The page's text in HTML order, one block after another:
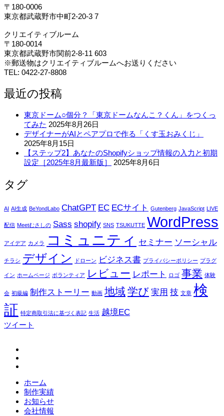
〒180-0006
東京都武蔵野市中町2-20-3 7
クリエイティブルーム
〒180-0014
東京都武蔵野市関前2-8-11 603
※郵送物はクリエイティブルームへお送りください
TEL: 0422-27-8808
最近の投稿
東京ドーム○個分？「東京ドームなんこ？くん」をつくっ
てみた 2025年8月26日
デザイナーがAIとペアプロで作る「くす玉おみくじ」
2025年8月15日
【ステップ2】あなたのShopifyショップ情報の入力と初期
設定［2025年8月最新版］
2025年8月6日
タグ
AI AI生成 BeYondLabo ChatGPT EC ECサイト Gutenberg JavaScript LIVE
配信 Meetむさしの Sass shopify SNS TSUKUTTE WordPress
アイデア カメラ コミュニティ セミナー ソーシャル
チラシ デザイン ドローン ビジネス書 プライバシーポリシー プラグ
イン ホームページ ボランティア レビュー レポート ロゴ 事業 体験
会 初級編 制作ストーリー 動画 地域 学び 実用 技 文章 検
証 特定商取引法に基づく表記 生活 越境EC
ツイート
ホーム
制作実績
お知らせ
会社情報